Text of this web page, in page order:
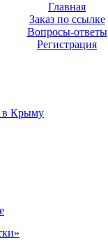
Главная
Заказ по ссылке
Вопросы-ответы
Регистрация
в Крыму